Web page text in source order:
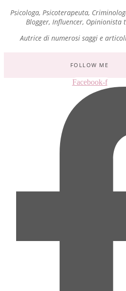
Psicologa, Psicoterapeuta,
Blogger, Influencer, Opinionista
Autrice di numerosi saggi e
FOLLOW ME
Facebook-f